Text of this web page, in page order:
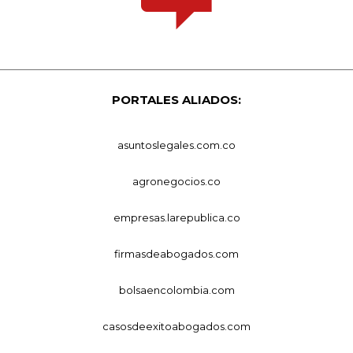
PORTALES ALIADOS:
asuntoslegales.com.co
agronegocios.co
empresas.larepublica.co
firmasdeabogados.com
bolsaencolombia.com
casosdeexitoabogados.com